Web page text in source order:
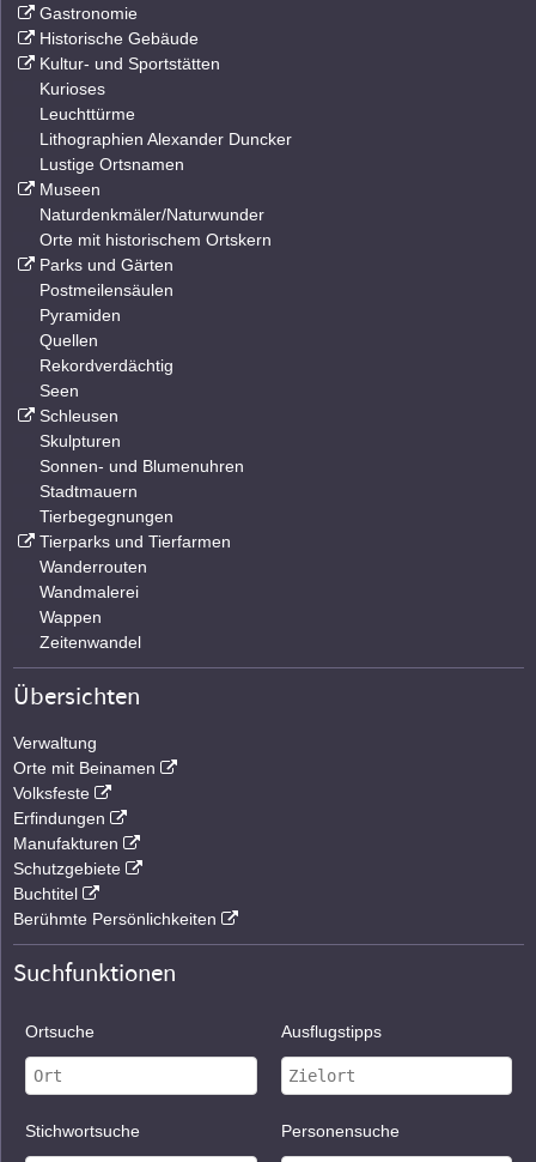
Gastronomie
Historische Gebäude
Kultur- und Sportstätten
Kurioses
Leuchttürme
Lithographien Alexander Duncker
Lustige Ortsnamen
Museen
Naturdenkmäler/Naturwunder
Orte mit historischem Ortskern
Parks und Gärten
Postmeilensäulen
Pyramiden
Quellen
Rekordverdächtig
Seen
Schleusen
Skulpturen
Sonnen- und Blumenuhren
Stadtmauern
Tierbegegnungen
Tierparks und Tierfarmen
Wanderrouten
Wandmalerei
Wappen
Zeitenwandel
Übersichten
Verwaltung
Orte mit Beinamen
Volksfeste
Erfindungen
Manufakturen
Schutzgebiete
Buchtitel
Berühmte Persönlichkeiten
Suchfunktionen
Ortsuche Ausflugstipps
Stichwortsuche Personensuche